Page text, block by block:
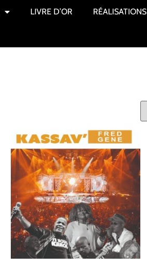
LIVRE D’OR RÉALISATIONS